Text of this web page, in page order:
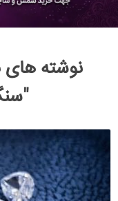
نوشته